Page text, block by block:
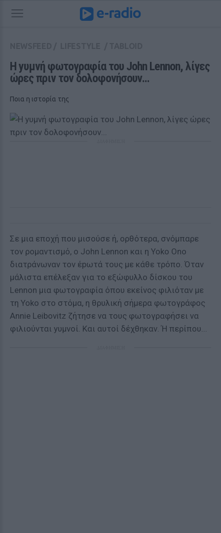
H yυμvή φωτογραφία του John Lennon, λίγες
ώρες πριν τον δολοφονήσουν...
Ποια η ιστορία της
Σε μια εποχή που μισούσε ή, ορθότερα, σνόμπαρε
τον ρομαντισμό, ο John Lennon και η Yoko Ono
διατράνωναν τον έpωτά τους με κάθε τρόπο. Όταν
μάλιστα επέλεξαν για το εξώφυλλο δίσκου του
Lennon μια φωτογραφία όπου εκείνος φιλιόταν με
τη Yoko στο στόμα, η θρυλική σήμερα φωτογράφος
Annie Leibovitz ζήτησε να τους φωτογραφήσει να
φιλιούνται yυμvοί. Και αυτοί δέχθηκαν. Ή περίπου...